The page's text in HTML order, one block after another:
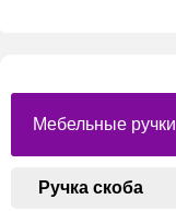
Мебельные ручки
Ручка скоба